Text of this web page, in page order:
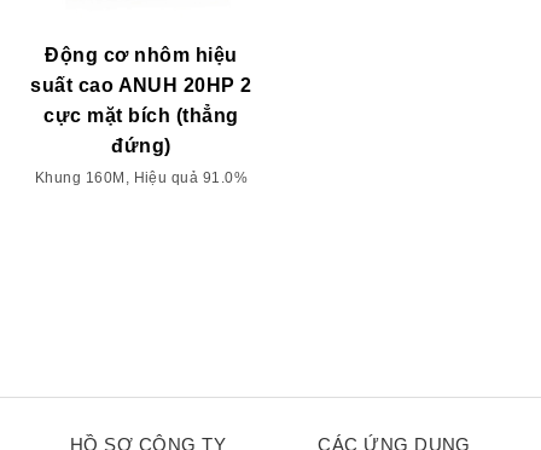
Động cơ nhôm hiệu
suất cao ANUH 20HP 2
cực mặt bích (thẳng
đứng)
Khung 160M, Hiệu quả 91.0%
HỒ SƠ CÔNG TY CÁC ỨNG DỤNG